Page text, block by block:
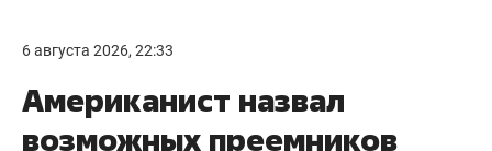
6 августа 2026, 22:33
Американист назвал
возможных преемников